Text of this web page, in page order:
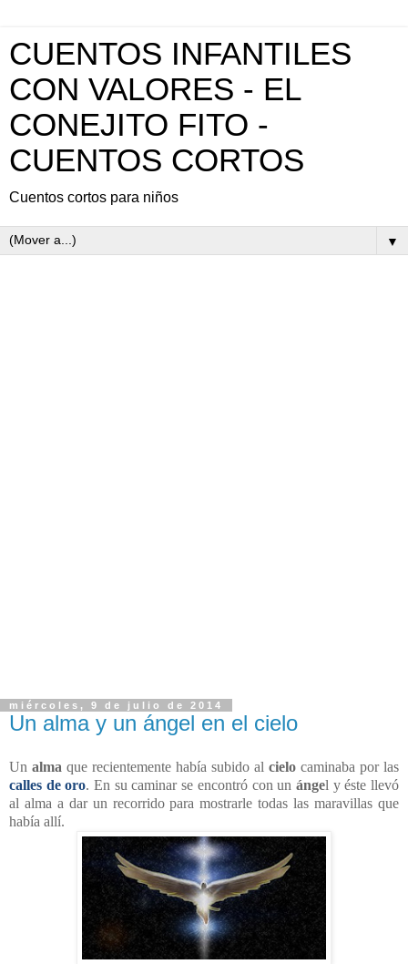
CUENTOS INFANTILES
CON VALORES - EL
CONEJITO FITO -
CUENTOS CORTOS
Cuentos cortos para niños
▼
miércoles, 9 de julio de 2014
Un alma y un ángel en el cielo
Un alma que recientemente había subido al cielo caminaba por las
calles de oro. En su caminar se encontró con un ángel y éste llevó
al alma a dar un recorrido para mostrarle todas las maravillas que
había allí.